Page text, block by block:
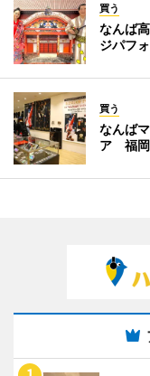
買う
なんば
ジパフ
買う
なんば
ア 福岡